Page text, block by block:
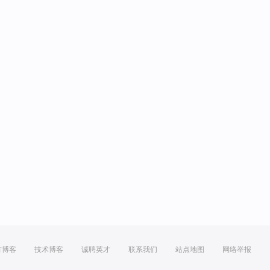
博客 技术博客 诚聘英才 联系我们 站点地图 网络举报